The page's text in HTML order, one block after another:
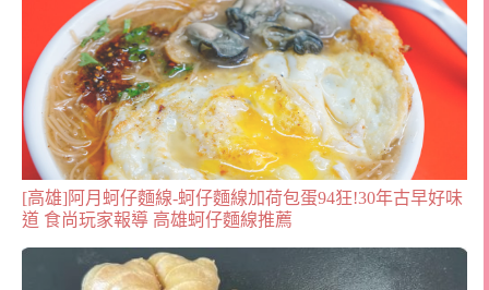
[高雄]阿月蚵仔麵線-蚵仔麵線加荷包蛋94狂!30年古早好味
道 食尚玩家報導 高雄蚵仔麵線推薦